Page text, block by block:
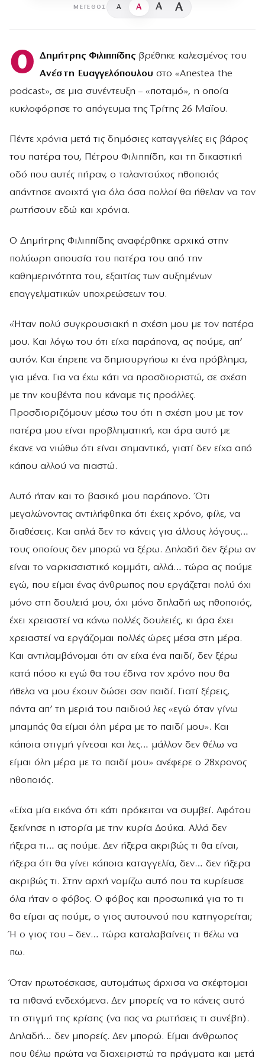
ΜΈΓΕΘΟΣ A A A A
Ο Δημήτρης Φιλιππίδηςβρέθηκε καλεσμένος του
Ανέστη Ευαγγελόπουλου στο «Anestea the
podcast», σε μια συνέντευξη – «ποταμό», η οποία
κυκλοφόρησε το απόγευμα της Τρίτης 26 Μαΐου.
Πέντε χρόνια μετά τις δημόσιες καταγγελίες εις βάρος
του πατέρα του, Πέτρου Φιλιππίδη, και τη δικαστική
οδό που αυτές πήραν, ο ταλαντούχος ηθοποιός
απάντησε ανοιχτά για όλα όσα πολλοί θα ήθελαν να τον
ρωτήσουν εδώ και χρόνια.
Ο Δημήτρης Φιλιππίδης αναφέρθηκε αρχικά στην
πολύωρη απουσία του πατέρα του από την
καθημερινότητα του, εξαιτίας των αυξημένων
επαγγελματικών υποχρεώσεων του.
«Ήταν πολύ συγκρουσιακή η σχέση μου με τον πατέρα
μου. Και λόγω του ότι είχα παράπονα, ας πούμε, απ’
αυτόν. Και έπρεπε να δημιουργήσω κι ένα πρόβλημα,
για μένα. Για να έχω κάτι να προσδιοριστώ, σε σχέση
με την κουβέντα που κάναμε τις προάλλες.
Προσδιοριζόμουν μέσω του ότι η σχέση μου με τον
πατέρα μου είναι προβληματική, και άρα αυτό με
έκανε να νιώθω ότι είναι σημαντικό, γιατί δεν είχα από
κάπου αλλού να πιαστώ.
Αυτό ήταν και το βασικό μου παράπονο. Ότι
μεγαλώνοντας αντιλήφθηκα ότι έχεις χρόνο, φίλε, να
διαθέσεις. Και απλά δεν το κάνεις για άλλους λόγους…
τους οποίους δεν μπορώ να ξέρω. Δηλαδή δεν ξέρω αν
είναι το ναρκισσιστικό κομμάτι, αλλά… τώρα ας πούμε
εγώ, που είμαι ένας άνθρωπος που εργάζεται πολύ όχι
μόνο στη δουλειά μου, όχι μόνο δηλαδή ως ηθοποιός,
έχει χρειαστεί να κάνω πολλές δουλειές, κι άρα έχει
χρειαστεί να εργάζομαι πολλές ώρες μέσα στη μέρα.
Και αντιλαμβάνομαι ότι αν είχα ένα παιδί, δεν ξέρω
κατά πόσο κι εγώ θα του έδινα τον χρόνο που θα
ήθελα να μου έχουν δώσει σαν παιδί. Γιατί ξέρεις,
πάντα απ’ τη μεριά του παιδιού λες «εγώ όταν γίνω
μπαμπάς θα είμαι όλη μέρα με το παιδί μου». Και
κάποια στιγμή γίνεσαι και λες… μάλλον δεν θέλω να
είμαι όλη μέρα με το παιδί μου» ανέφερε ο 28χρονος
ηθοποιός.
«Είχα μία εικόνα ότι κάτι πρόκειται να συμβεί. Αφότου
ξεκίνησε η ιστορία με την κυρία Δούκα. Αλλά δεν
ήξερα τι… ας πούμε. Δεν ήξερα ακριβώς τι θα είναι,
ήξερα ότι θα γίνει κάποια καταγγελία, δεν… δεν ήξερα
ακριβώς τι. Στην αρχή νομίζω αυτό που τα κυρίευσε
όλα ήταν ο φόβος. Ο φόβος και προσωπικά για το τι
θα είμαι ας πούμε, ο γιος αυτουνού που κατηγορείται;
Ή ο γιος του – δεν… τώρα καταλαβαίνεις τι θέλω να
πω.
Όταν πρωτοέσκασε, αυτομάτως άρχισα να σκέφτομαι
τα πιθανά ενδεχόμενα. Δεν μπορείς να το κάνεις αυτό
τη στιγμή της κρίσης (να πας να ρωτήσεις τι συνέβη).
Δηλαδή… δεν μπορείς. Δεν μπορώ. Είμαι άνθρωπος
που θέλω πρώτα να διαχειριστώ τα πράγματα και μετά